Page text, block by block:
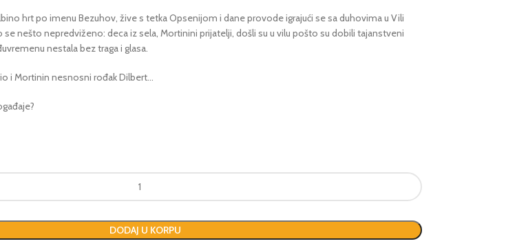
hrt po imenu Bezuhov, žive s tetka Opsenijom i dane provode igrajući se sa duhovima u Vili
nešto nepredviženo: deca iz sela, Mortinini prijatelji, došli su u vilu pošto su dobili tajanstveni
nestala bez traga i glasa.
i Mortinin nesnosni rođak Dilbert…
DODAJ U KORPU